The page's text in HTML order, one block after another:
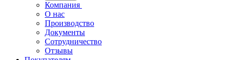
Компания
О нас
Производство
Документы
Сотрудничество
Отзывы